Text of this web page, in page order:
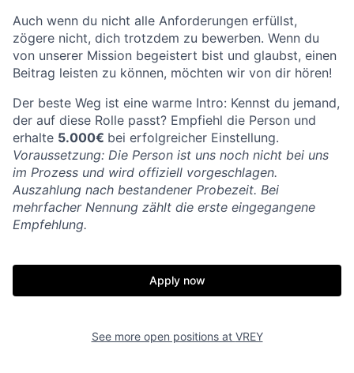
Auch wenn du nicht alle Anforderungen erfüllst,
zögere nicht, dich trotzdem zu bewerben. Wenn du
von unserer Mission begeistert bist und glaubst, einen
Beitrag leisten zu können, möchten wir von dir hören!
Der beste Weg ist eine warme Intro: Kennst du jemand,
der auf diese Rolle passt? Empfiehl die Person und
erhalte 5.000€ bei erfolgreicher Einstellung.
Voraussetzung: Die Person ist uns noch nicht bei uns
im Prozess und wird offiziell vorgeschlagen.
Auszahlung nach bestandener Probezeit. Bei
mehrfacher Nennung zählt die erste eingegangene
Empfehlung.
Apply now
See more open positions at VREY